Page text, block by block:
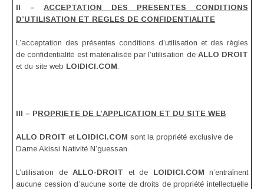
II –ACCEPTATION DES PRESENTES CONDITIONS
D’UTILISATION ET REGLES DE CONFIDENTIALITE
L’acceptation des présentes conditions d’utilisation et des règles
de confidentialité est matérialisée par l’utilisation de ALLO DROIT
et du site web LOIDICI.COM
III – PROPRIETE DE L’APPLICATION ET DU SITE WEB
ALLO DROIT et LOIDICI.COM sont la propriété exclusive de
Dame Akissi Nativité N’guessan.
L’utilisation de ALLO-DROIT et de LOIDICI.COM n’entraînent
aucune cession d’aucune sorte de droits de propriété intellectuelle